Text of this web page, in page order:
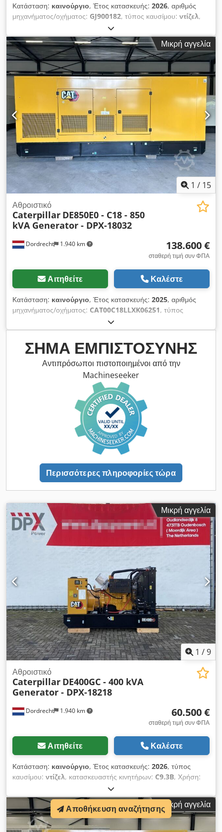
Κατάσταση: καινούργιο, Έτος κατασκευής: 2026, αριθμός
μηχανήματος/οχήματος: GJ900182, τύπος καυσίμου: ντίζελ,
Caterpillar C32
Κατασκευές Dedpjxxn Rxefx Ah Dekr Βάρος χωρίς φορτίο:
11.481 kg Ισχύς γεννήτριας: 1.400 kVA Διαστάσεις χώρου
φόρτωσης: 667 x 245 x 279 cm Σήμανση CE: ναι
Χωρητικότητα δεξαμενής νερού: 1.000 l Επικοινωνήστε με την
ομάδα DPX για περισσότερες πληροφορίες. = Επιπλέον
επιλογές και εξοπλισμός = - Μπαταρία - Πίνακας ελέγχου -
Στέγη από χάλυβα - Βυτίο
Μικρή αγγελία
1 / 15
Dordrecht 1.940 km
Αθροιστικό
Caterpillar DE850E0 - C18 - 850
kVA Generator - DPX-18032
138.600 €
σταθερή τιμή συν ΦΠΑ
Αιτηθείτε Καλέστε
Κατάσταση: καινούργιο, Έτος κατασκευής: 2025, αριθμός
μηχανήματος/οχήματος: CAT00C18LLXK06251, τύπος
, κατασκευαστής κινητήρων:
Σκοπός χρήσης: Κατασκευές Κενό βάρος: 6.934 kg Ισχύς
γεννήτριας: 850 kVA Διαστάσεις χώρου φορτίου: 557 x 217 x
240 cm Σήμανση CE: ναι Όγκος δεξαμενής νερού: 1.307 l
Επικοινωνήστε με την ομάδα DPX για περισσότερες
πληροφορίες. = Επιπλέον επιλογές και εξαρτήματα =
Dkodpfxswk Au Eo Ah Dor - Μπαταρία - Πίνακας ελέγχου -
Στέγη από χάλυβα - Δεξαμενή
ΣΉΜΑ ΕΜΠΙΣΤΟΣΎΝΗΣ
Αντιπρόσωποι πιστοποιημένοι από την
Machineseeker
Περισσότερες πληροφορίες τώρα
Μικρή αγγελία
1 /9
Dordrecht 1.940 km
Αθροιστικό
Caterpillar DE400GC - 400 kVA
Generator - DPX-18218
60.500 €
σταθερή τιμή συν ΦΠΑ
Αιτηθείτε Καλέστε
Κατάσταση: καινούργιο, Έτος κατασκευής: 2026, τύπος
καυσίμου: ντίζελ, κατασκευαστής κινητήρων: C9.3B, Χρήση:
Κατασκευαστικός τομέας Βάρος χωρίς φορτίο: 2.300 kg Ισχύς
γεννήτριας: 400 kVA Διαστάσεις χώρου φόρτωσης: 266 x 112 x
177 cm Σήμανση CE: ναι Επικοινωνήστε με την ομάδα DPX για
περισσότερες πληροφορίες. = Επιπλέον επιλογές και αξεσουάρ
= - Μπαταρία - Πίνακας ελέγχου Dedoxxn N Ujpfx Ah Dekr -
Μικρή αγγελία
Αποθήκευση αναζήτησης